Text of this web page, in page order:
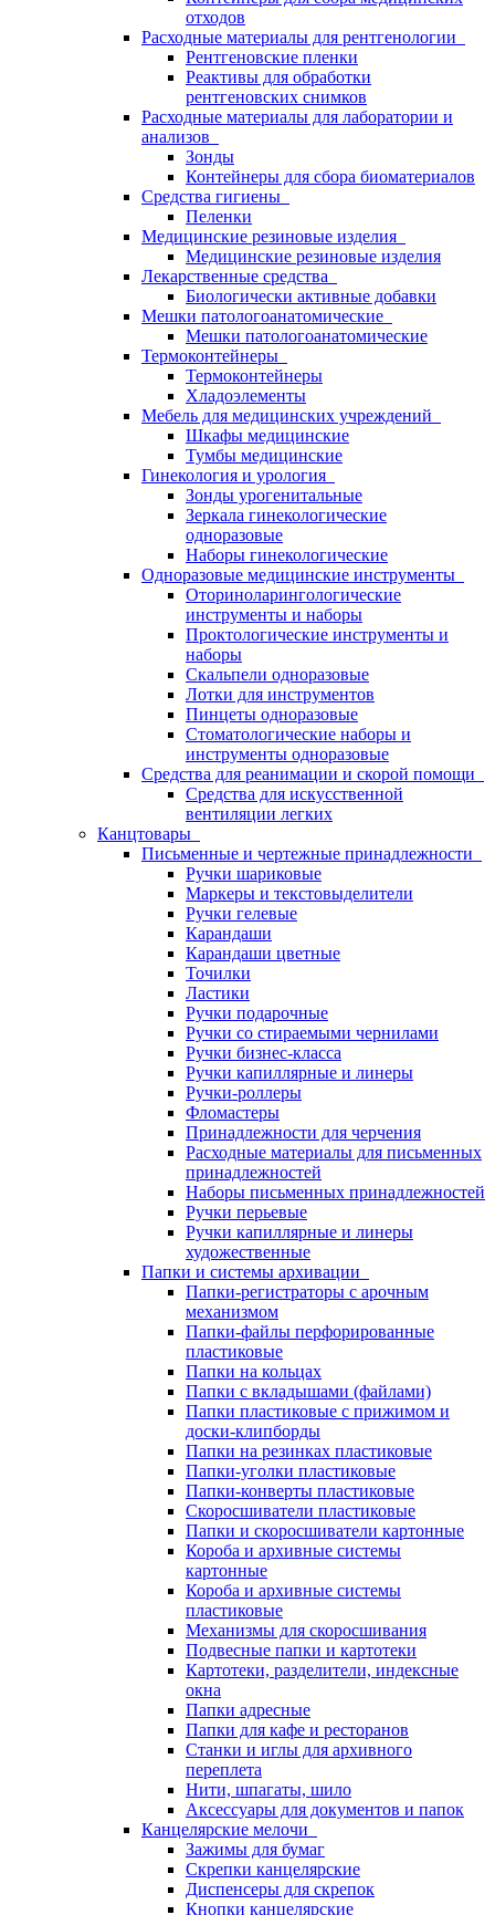
отходов
Расходные материалы для рентгенологии
Рентгеновские пленки
Реактивы для обработки
рентгеновских снимков
Расходные материалы для лаборатории и
анализов
Зонды
Контейнеры для сбора биоматериалов
Средства гигиены
Пеленки
Медицинские резиновые изделия
Медицинские резиновые изделия
Лекарственные средства
Биологически активные добавки
Мешки патологоанатомические
Мешки патологоанатомические
Термоконтейнеры
Термоконтейнеры
Хладоэлементы
Мебель для медицинских учреждений
Шкафы медицинские
Тумбы медицинские
Гинекология и урология
Зонды урогенитальные
Зеркала гинекологические
одноразовые
Наборы гинекологические
Одноразовые медицинские инструменты
Оториноларингологические
инструменты и наборы
Проктологические инструменты и
наборы
Скальпели одноразовые
Лотки для инструментов
Пинцеты одноразовые
Стоматологические наборы и
инструменты одноразовые
Средства для реанимации и скорой помощи
Средства для искусственной
вентиляции легких
Канцтовары
Письменные и чертежные принадлежности
Ручки шариковые
Маркеры и текстовыделители
Ручки гелевые
Карандаши
Карандаши цветные
Точилки
Ластики
Ручки подарочные
Ручки со стираемыми чернилами
Ручки бизнес-класса
Ручки капиллярные и линеры
Ручки-роллеры
Фломастеры
Принадлежности для черчения
Расходные материалы для письменных
принадлежностей
Наборы письменных принадлежностей
Ручки перьевые
Ручки капиллярные и линеры
художественные
Папки и системы архивации
Папки-регистраторы с арочным
механизмом
Папки-файлы перфорированные
пластиковые
Папки на кольцах
Папки с вкладышами (файлами)
Папки пластиковые с прижимом и
доски-клипборды
Папки на резинках пластиковые
Папки-уголки пластиковые
Папки-конверты пластиковые
Скоросшиватели пластиковые
Папки и скоросшиватели картонные
Короба и архивные системы
картонные
Короба и архивные системы
пластиковые
Механизмы для скоросшивания
Подвесные папки и картотеки
Картотеки, разделители, индексные
окна
Папки адресные
Папки для кафе и ресторанов
Станки и иглы для архивного
переплета
Нити, шпагаты, шило
Аксессуары для документов и папок
Канцелярские мелочи
Зажимы для бумаг
Скрепки канцелярские
Диспенсеры для скрепок
Кнопки канцелярские